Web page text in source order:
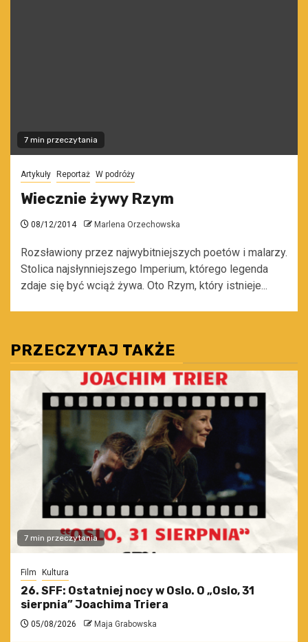
7 min przeczytania
Artykuły Reportaż W podróży
Wiecznie żywy Rzym
08/12/2014 Marlena Orzechowska
Rozsławiony przez najwybitniejszych poetów i malarzy.
Stolica najsłynniejszego Imperium, którego legenda
zdaje się być wciąż żywa. Oto Rzym, który istnieje...
PRZECZYTAJ TAKŻE
7 min przeczytania
Film Kultura
26. SFF: Ostatniej nocy w Oslo. O „Oslo, 31
sierpnia” Joachima Triera
05/08/2026 Maja Grabowska